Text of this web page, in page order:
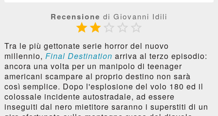
Recensione di Giovanni Idili
   
Tra le più gettonate serie horror del nuovo
millennio, Final Destination arriva al terzo episodio:
ancora una volta per un manipolo di teenager
americani scampare al proprio destino non sarà
così semplice. Dopo l'esplosione del volo 180 ed il
colossale incidente autostradale, ad essere
inseguiti dal nero mietitore saranno i superstiti di un